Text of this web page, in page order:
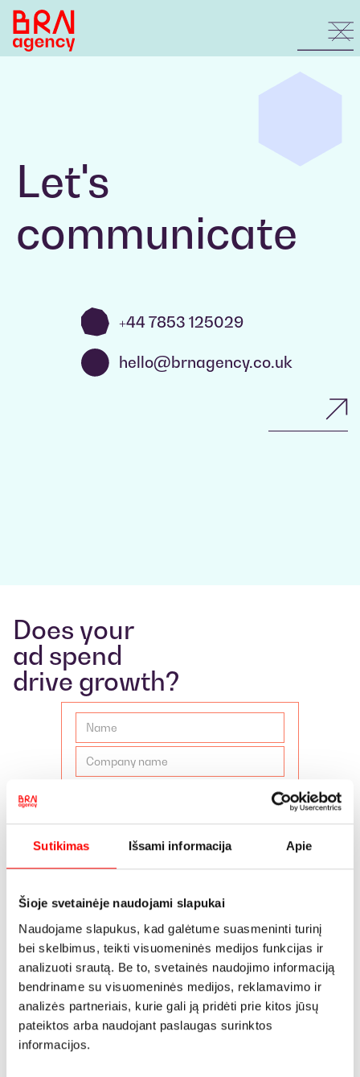
Sutikimas Išsami informacija Apie
Šioje svetainėje naudojami slapukai
Naudojame slapukus, kad galėtume suasmeninti turinį
bei skelbimus, teikti visuomeninės medijos funkcijas ir
analizuoti srautą. Be to, svetainės naudojimo informaciją
bendriname su visuomeninės medijos, reklamavimo ir
analizės partneriais, kurie gali ją pridėti prie kitos jūsų
pateiktos arba naudojant paslaugas surinktos
informacijos.
Let's
communicate
+44 7853 125029
hello@brnagency.co.uk
Does your
ad spend
drive growth?
I agree to the Terms & Conditions
Receive strategic insights